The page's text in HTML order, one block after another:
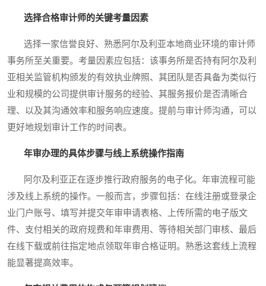
选择合格审计师的关键考量因素
选择一家信誉良好、熟悉阿尔及利亚本地商业环境的审计师
事务所至关重要。考量因素应包括：该事务所是否持有阿尔及利
亚相关监管机构颁发的有效执业牌照、其团队是否具备为类似行
业和规模的公司提供审计服务的经验、其服务报价是否清晰合
理、以及其沟通效率和服务响应速度。提前与审计师沟通，可以
更好地规划审计工作的时间表。
年审办理的具体步骤与线上系统操作指南
阿尔及利亚正在逐步推行政府服务的电子化。年审流程可能
涉及线上系统的操作。一般而言，步骤包括：在线注册或登录企
业门户账号、填写并提交年审申请表格、上传所需的电子版文
件、支付相关的政府规费和年审费用、等待相关部门审核、最后
在线下载或前往指定地点领取年审合格证明。熟悉这套线上流程
能显著提高效率。